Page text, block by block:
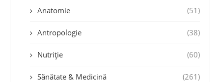
Anatomie (51)
Antropologie (38)
Nutriție (60)
Sănătate & Medicină (261)